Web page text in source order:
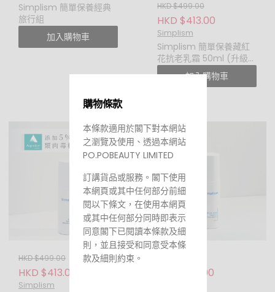
Simplism 簡單保養經典
旅行組
加入購物車
HKD $499.00
HKD $413.00
Simplism
Simplism 簡單保養藏紅
花抗老乳霜 50ml (升級
加入購物車
HKD $499.00
HKD $413.00
Simplism
HKD $199.00
購物條款
本條款適用於閣下對本網站
之瀏覽及使用、透過本網站
PO.POBEAUTY LIMITED
訂講貨品或服務。閣下使用
本網頁或其中任何部分前細
閱以下條文，在使用本網頁
或其中任何部分同時即表示
同意閣下已閱讀本條款及細
則，並且接受和同意受本條
款及細則約束。